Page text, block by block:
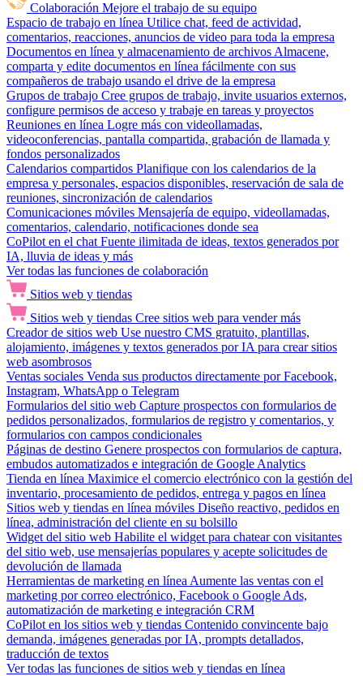
Colaboración Mejore el trabajo de su equipo
Espacio de trabajo en línea Utilice chat, feed de actividad,
comentarios, reacciones, anuncios de video para toda la empresa
Documentos en línea y almacenamiento de archivos Almacene,
comparta y edite documentos en línea fácilmente con sus
compañeros de trabajo usando el drive de la empresa
Grupos de trabajo Cree grupos de trabajo, invite usuarios externos,
configure permisos de acceso y trabaje en tareas y proyectos
Reuniones en línea Logre más con videollamadas,
videoconferencias, pantalla compartida, grabación de llamada y
fondos personalizados
Calendarios compartidos Planifique con los calendarios de la
empresa y personales, espacios disponibles, reservación de sala de
reuniones, sincronización de calendarios
Comunicaciones móviles Mensajería de equipo, videollamadas,
comentarios, calendario, notificaciones donde sea
CoPilot en el chat Fuente ilimitada de ideas, textos generados por
IA, lluvia de ideas y más
Ver todas las funciones de colaboración
Sitios web y tiendas
Sitios web y tiendas Cree sitios web para vender más
Creador de sitios web Use nuestro CMS gratuito, plantillas,
alojamiento, imágenes y textos generados por IA para crear sitios
web asombrosos
Ventas sociales Venda sus productos directamente por Facebook,
Instagram, WhatsApp o Telegram
Formularios del sitio web Capture prospectos con formularios de
pedidos personalizados, formularios de registro y comentarios, y
formularios con campos condicionales
Páginas de destino Genere prospectos con formularios de captura,
embudos automatizados e integración de Google Analytics
Tienda en línea Maximice el comercio electrónico con la gestión del
inventario, procesamiento de pedidos, entrega y pagos en línea
Sitios web y tiendas en línea móviles Diseño reactivo, pedidos en
línea, administración del cliente en su bolsillo
Widget del sitio web Habilite el widget para chatear con visitantes
del sitio web, use mensajerías populares y acepte solicitudes de
devolución de llamada
Herramientas de marketing en línea Aumente las ventas con el
marketing por correo electrónico, Facebook o Google Ads,
automatización de marketing e integración CRM
CoPilot en los sitios web y tiendas Contenido convincente bajo
demanda, imágenes generadas por IA, prompts detallados,
traducción de textos
Ver todas las funciones de sitios web y tiendas en línea